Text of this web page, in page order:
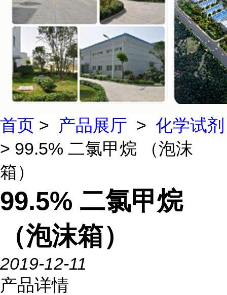
首页 > 产品展厅 > 化学试剂
> 99.5% 二氯甲烷 （泡沫
箱）
99.5% 二氯甲烷
（泡沫箱）
2019-12-11
产品详情